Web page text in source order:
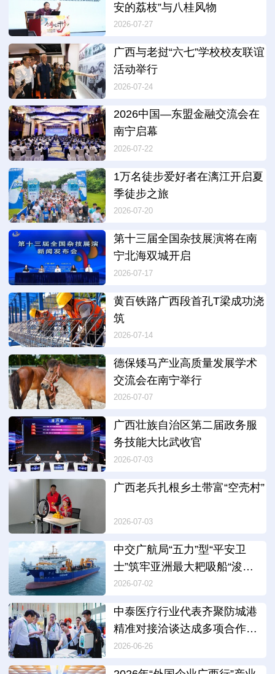
安的荔枝”与八桂风物
2026-07-27
广西与老挝“六七”学校校友联谊
活动举行
2026-07-24
2026中国—东盟金融交流会在
南宁启幕
2026-07-22
1万名徒步爱好者在漓江开启夏
季徒步之旅
2026-07-20
第十三届全国杂技展演将在南
宁北海双城开启
2026-07-17
黄百铁路广西段首孔T梁成功浇
筑
2026-07-14
德保矮马产业高质量发展学术
交流会在南宁举行
2026-07-07
广西壮族自治区第二届政务服
务技能大比武收官
2026-07-03
广西老兵扎根乡土带富“空壳村”
2026-07-03
中交广航局“五力”型“平安卫
士”筑牢亚洲最大耙吸船“浚
广”安全防线
2026-07-02
中泰医疗行业代表齐聚防城港
精准对接洽谈达成多项合作意
向
2026-06-26